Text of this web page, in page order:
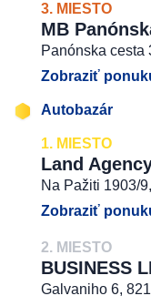
3. MIESTO
MB
Panónska cesta
Zobraziť
Autobazár
1. MIESTO
Land
Na Pažiti 1903/
Zobraziť
2. MIESTO
BUSINESS
Galvaniho 6,